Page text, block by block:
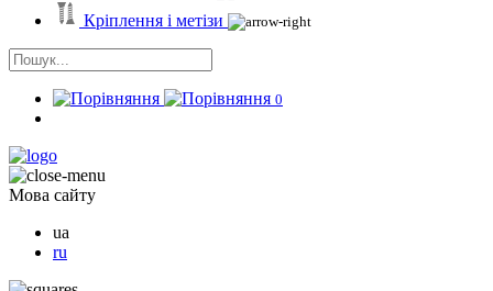
Кріплення і метізи
0
Мова сайту
ua
ru